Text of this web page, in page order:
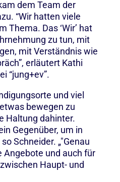
dem Team der
“Wir hatten viele
Thema. Das ‘Wir’ hat
zu tun, mit
mit Verständnis wie
erläutert Kathi
“jung+ev”.
und viel
bewegen zu
Haltung dahinter.
Gegenüber, um in
Schneider. „"Genau
Angebote und auch für
Haupt- und